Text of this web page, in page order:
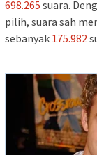
698.265 suara.
pilih, suara sah
sebanyak 175.982